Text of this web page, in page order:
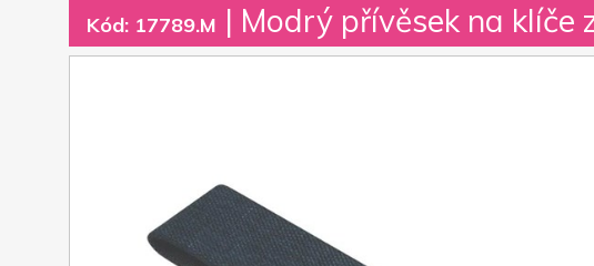
Kód: 17789.M | Modrý přívěsek na klíče